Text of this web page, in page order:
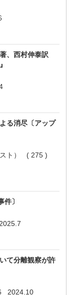
、西村伸泰訳
る消尽〔アップ
スト） ( 275 )
〕
て分離観察が許
2024.10